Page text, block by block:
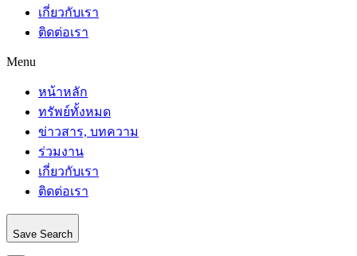
เกี่ยวกับเรา
ติดต่อเรา
Menu
หน้าหลัก
ทรัพย์ทั้งหมด
ข่าวสาร, บทความ
ร่วมงาน
เกี่ยวกับเรา
ติดต่อเรา
Save Search